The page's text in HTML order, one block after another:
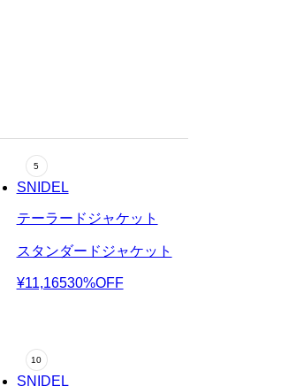
SNIDEL
テーラードジャケット
スタンダードジャケット
¥11,16530%OFF
SNIDEL